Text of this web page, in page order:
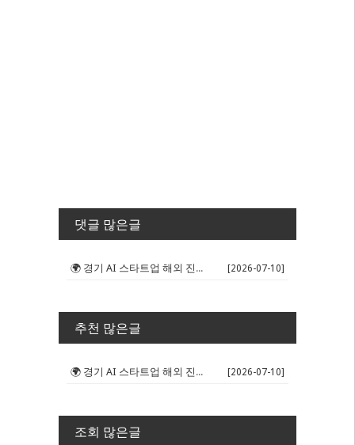
댓글 많은글
🌍 경기 AI 스타트업 해외 진출 판... [2026-07-10]
추천 많은글
🌍 경기 AI 스타트업 해외 진출 판... [2026-07-10]
조회 많은글